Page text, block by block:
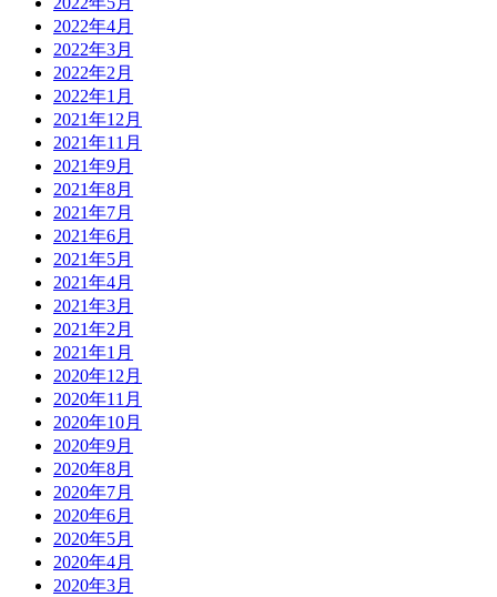
2022年4月
2022年3月
2022年2月
2022年1月
2021年12月
2021年11月
2021年9月
2021年8月
2021年7月
2021年6月
2021年5月
2021年4月
2021年3月
2021年2月
2021年1月
2020年12月
2020年11月
2020年10月
2020年9月
2020年8月
2020年7月
2020年6月
2020年5月
2020年4月
2020年3月